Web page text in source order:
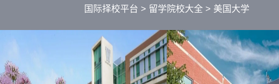
国际择校平台 > 留学院校大全 > 美国大学